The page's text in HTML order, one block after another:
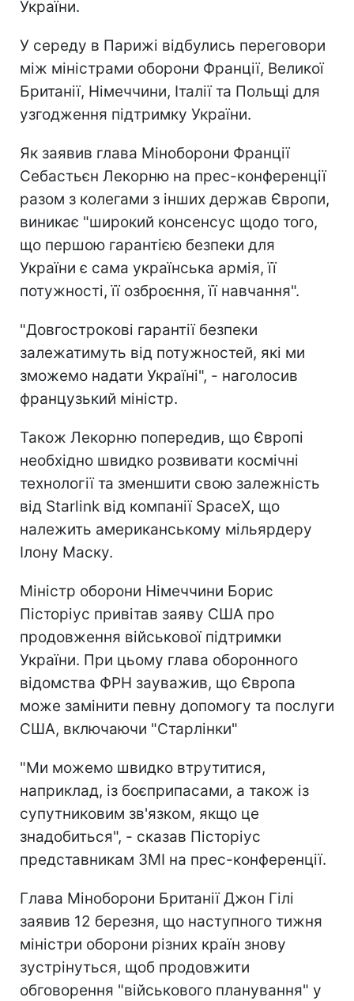
України.
У середу в Парижі відбулись переговори
між міністрами оборони Франції, Великої
Британії, Німеччини, Італії та Польщі для
узгодження підтримку України.
Як заявив глава Міноборони Франції
Себастьєн Лекорню на прес-конференції
разом з колегами з інших держав Європи,
виникає "широкий консенсус щодо того,
що першою гарантією безпеки для
України є сама українська армія, її
потужності, її озброєння, її навчання".
"Довгострокові гарантії безпеки
залежатимуть від потужностей, які ми
зможемо надати Україні", - наголосив
французький міністр.
Також Лекорню попередив, що Європі
необхідно швидко розвивати космічні
технології та зменшити свою залежність
від Starlink від компанії SpaceX, що
належить американському мільярдеру
Ілону Маску.
Міністр оборони Німеччини Борис
Пісторіус привітав заяву США про
продовження військової підтримки
України. При цьому глава оборонного
відомства ФРН зауважив, що Європа
може замінити певну допомогу та послуги
США, включаючи "Старлінки"
"Ми можемо швидко втрутитися,
наприклад, із боєприпасами, а також із
супутниковим зв'язком, якщо це
знадобиться", - сказав Пісторіус
представникам ЗМІ на прес-конференції.
Глава Міноборони Британії Джон Гілі
заявив 12 березня, що наступного тижня
міністри оборони різних країн знову
зустрінуться, щоб продовжити
обговорення "військового планування" у